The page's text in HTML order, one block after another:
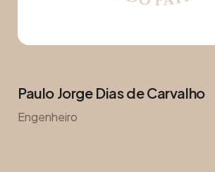
Paulo Jorge Dias de Carvalho
Engenheiro